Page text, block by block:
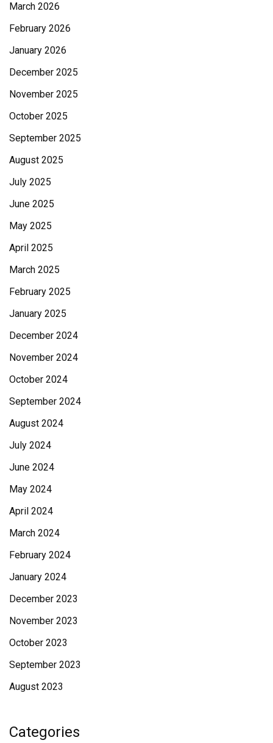
March 2026
February 2026
January 2026
December 2025
November 2025
October 2025
September 2025
August 2025
July 2025
June 2025
May 2025
April 2025
March 2025
February 2025
January 2025
December 2024
November 2024
October 2024
September 2024
August 2024
July 2024
June 2024
May 2024
April 2024
March 2024
February 2024
January 2024
December 2023
November 2023
October 2023
September 2023
August 2023
Categories